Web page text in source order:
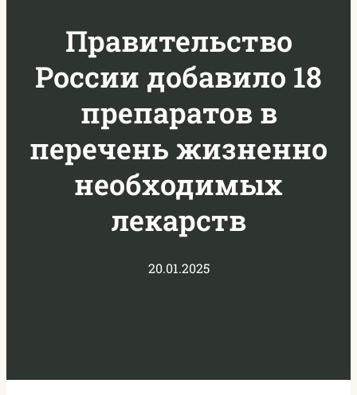
Правительство
России добавило 18
препаратов в
перечень жизненно
необходимых
лекарств
20.01.2025